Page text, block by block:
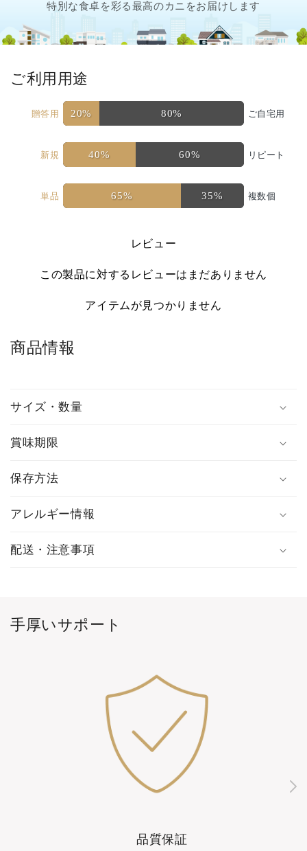
特別な食卓を彩る最高のカニをお届けします
ご利用用途
贈答用 20% 80% ご自宅用
新規 40% 60% リピート
単品 65% 35% 複数個
レビュー
この製品に対するレビューはまだありません
アイテムが見つかりません
商品情報
サイズ・数量
賞味期限
保存方法
アレルギー情報
配送・注意事項
手厚いサポート
品質保証